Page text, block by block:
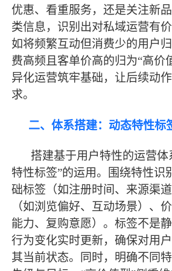
优惠、看重服务，还是关注新
类信息，识别出对私域运营有价
如将频繁互动但消费少的用户
费高频且客单价高的归为“高价
异化运营筑牢基础，让后续动
求。
二、体系搭建：动态特性标
搭建基于用户特性的运营体
特性标签”的运用。围绕特性识
础标签（如注册时间、来源渠
（如浏览偏好、互动场景）、
能力、复购意愿）。标签不是
行为变化实时更新，确保对用
其当前状态。同时，明确不同